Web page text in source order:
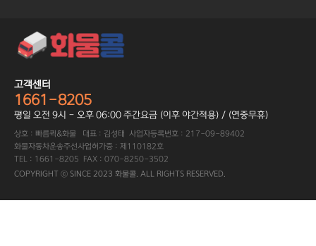
고객센터
1661-8205
평일 오전 9시 - 오후 06:00 주간요금 (이후 야간적용) / (연중무휴)
상호 : 빠름퀵&화물 대표 : 김성태 사업자등록번호 : 217-09-89402
화물자동차운송주선사업허가증 : 제110182호
TEL : 1661-8205 FAX : 070-8250-3502
COPYRIGHT ⓒ SINCE 2023 화물콜. ALL RIGHTS RESERVED.